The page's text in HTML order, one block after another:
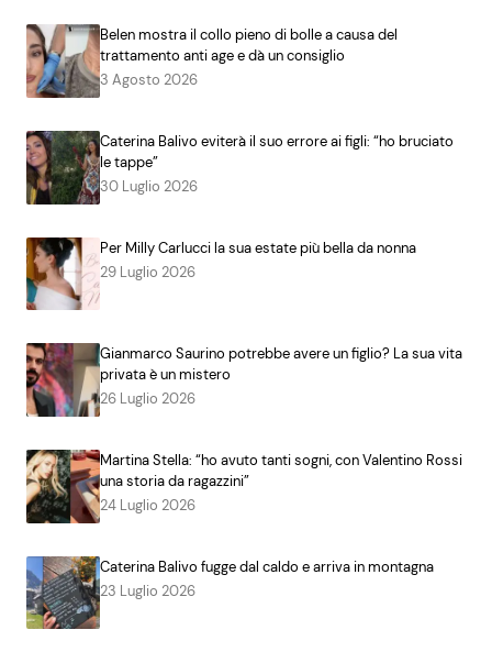
Belen mostra il collo pieno di bolle a causa del
trattamento anti age e dà un consiglio
3 Agosto 2026
Caterina Balivo eviterà il suo errore ai figli: “ho bruciato
le tappe”
30 Luglio 2026
Per Milly Carlucci la sua estate più bella da nonna
29 Luglio 2026
Gianmarco Saurino potrebbe avere un figlio? La sua vita
privata è un mistero
26 Luglio 2026
Martina Stella: “ho avuto tanti sogni, con Valentino Rossi
una storia da ragazzini”
24 Luglio 2026
Caterina Balivo fugge dal caldo e arriva in montagna
23 Luglio 2026